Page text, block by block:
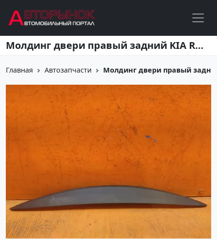
Перейти к основному содержанию Молдинг двери правый задний KIA RIO X-Line Краснодар
Главная Автозапчасти Молдинг двери правый